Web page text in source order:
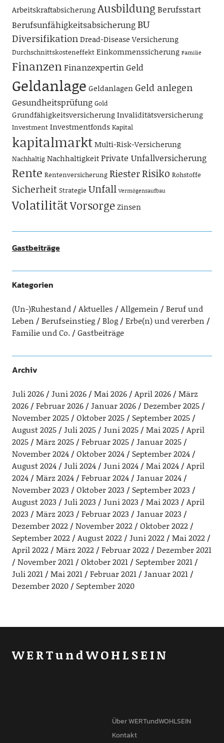
ArbeitskraftabsicherungAusbildung Berufsstart
BerufsunfähigkeitsabsicherungBU
DiversifikationDread-Disease Versicherung
Durchschnittskosteneffekt Einkommenssicherung Familie
FinanzenFinanzexpertinGeld
Geldanlage Geldanlagen Geld anlegen
Gesundheitsprüfung Gold
GrundfähigkeitsversicherungInvaliditätsversicherung
Investment Investmentfonds Kapital
kapitalmarktMulti-Risk-Versicherung
Nachhaltig NachhaltigkeitPrivate Unfallversicherung
Rente Rentenversicherung RiesterRisiko Rohstoffe
Sicherheit Strategie Unfall Vermögensaufbau
VolatilitätVorsorgeZinsen
Gastbeiträge
Kategorien
(Un-)Ruhestand Aktuelles Allgemein
Beruf und
Leben
Berufseinstieg Blog
Erbe(n) und vererben
Familie und Co.
Gastbeiträge
Archiv
Juli 2026 Juni 2026 Mai 2026 April 2026
März
2026
Februar 2026 Januar 2026
Dezember 2025
November 2025
Oktober 2025
September 2025
August 2025
Juli 2025 Juni 2025 Mai 2025
April
2025
März 2025 Februar 2025
Januar 2025
November 2024
Oktober 2024
September 2024
August 2024
Juli 2024 Juni 2024 Mai 2024
April
2024
März 2024 Februar 2024
Januar 2024
November 2023
Oktober 2023
September 2023
August 2023
Juli 2023 Juni 2023 Mai 2023
April
2023
März 2023 Februar 2023
Januar 2023
Dezember 2022
November 2022
Oktober 2022
September 2022
August 2022 Juni 2022
Mai 2022
April 2022
März 2022 Februar 2022
Dezember 2021
November 2021
Oktober 2021
September 2021
Juli 2021
Mai 2021 Februar 2021
Januar 2021
Dezember 2020
September 2020
WERTundWOHLSEIN
Über WERTundWOHLSEIN
Kontakt